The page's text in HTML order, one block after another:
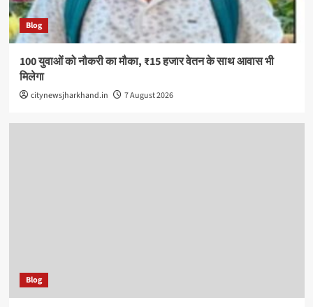
Blog
100 युवाओं को नौकरी का मौका, ₹15 हजार वेतन के साथ आवास भी
मिलेगा
citynewsjharkhand.in 7 August 2026
Blog